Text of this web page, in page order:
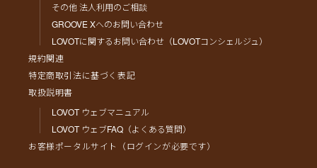
その他 法人利用のご相談
GROOVE Xへのお問い合わせ
LOVOTに関するお問い合わせ（LOVOTコンシェルジュ）
規約関連
特定商取引法に基づく表記
取扱説明書
LOVOT ウェブマニュアル
LOVOT ウェブFAQ（よくある質問）
お客様ポータルサイト（ログインが必要です）